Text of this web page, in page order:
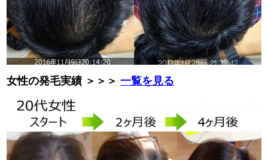
女性の発毛実績 ＞＞＞ 一覧を見る